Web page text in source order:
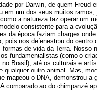
por Darwin, de quem Freud
um dos seus muitos
a natureza faz operar um
consistente para a
da época faziam charges
pois nos defenestrou do centro
de vida da Terra. Nosso
fundamentalistas (como o
Brasil), até os culturais e
outro animal. Mas,
mapeou o DNA, demonstrou a
comparado ao do chimpanzé